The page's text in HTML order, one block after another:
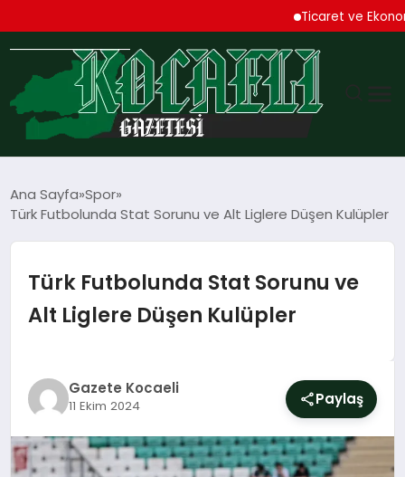
Ticaret ve Ekonomik
EKONOMI
SPOR
SIYASET
YAŞAM
Ana Sayfa Spor
Türk Futbolunda Stat Sorunu ve Alt Liglere Düşen Kulüpler
Türk Futbolunda Stat Sorunu ve
Alt Liglere Düşen Kulüpler
Gazete Kocaeli
11 Ekim 2024 Paylaş